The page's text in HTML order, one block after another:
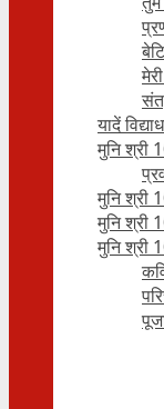
यादें
मुनि श्री
मुनि श्री
मुनि श्री
मुनि श्री